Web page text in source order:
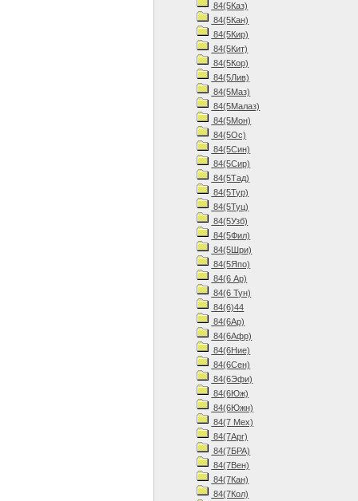
84(5Каз)
84(5Кан)
84(5Кир)
84(5Кит)
84(5Кор)
84(5Лив)
84(5Маз)
84(5Малаз)
84(5Мон)
84(5Ос)
84(5Син)
84(5Сир)
84(5Тад)
84(5Тур)
84(5Туц)
84(5Узб)
84(5Фил)
84(5Шри)
84(5Япо)
84(6 Ар)
84(6 Тун)
84(6)44
84(6Ар)
84(6Афр)
84(6Ние)
84(6Сен)
84(6Эфи)
84(6Юж)
84(6Южн)
84(7 Мех)
84(7Арг)
84(7БРА)
84(7Вен)
84(7Кан)
84(7Кол)